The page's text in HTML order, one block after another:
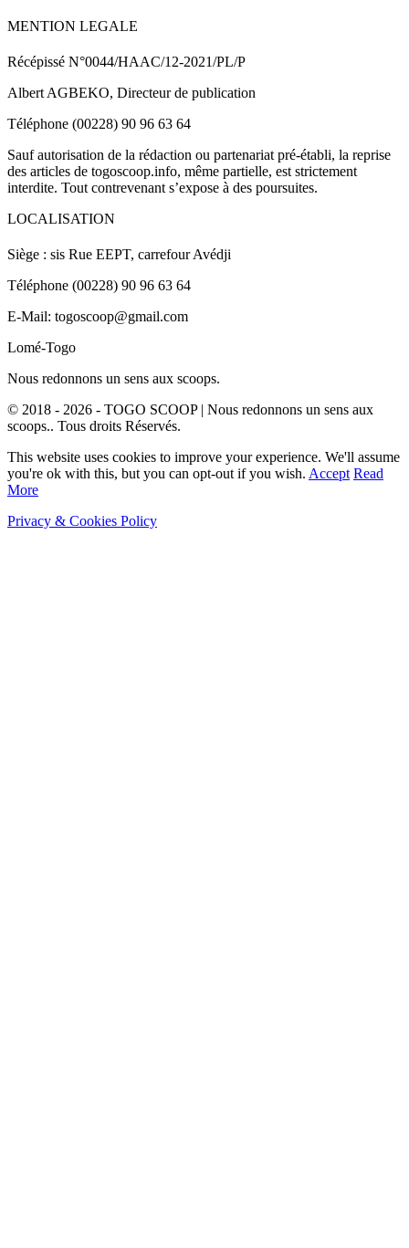
MENTION LEGALE
Récépissé N°0044/HAAC/12-2021/PL/P
Albert AGBEKO, Directeur de publication
Téléphone (00228) 90 96 63 64
Sauf autorisation de la rédaction ou partenariat pré-établi, la reprise
des articles de togoscoop.info, même partielle, est strictement
interdite. Tout contrevenant s’expose à des poursuites.
LOCALISATION
Siège : sis Rue EEPT, carrefour Avédji
Téléphone (00228) 90 96 63 64
E-Mail: togoscoop@gmail.com
Lomé-Togo
Nous redonnons un sens aux scoops.
© 2018 - 2026 - TOGO SCOOP | Nous redonnons un sens aux
scoops.. Tous droits Réservés.
This website uses cookies to improve your experience. We'll assume
you're ok with this, but you can opt-out if you wish. Accept Read
More
Privacy & Cookies Policy